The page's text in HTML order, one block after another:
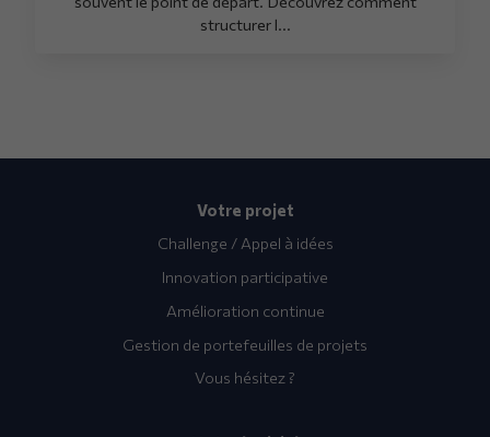
structurer l...
Votre projet
Challenge / Appel à idées
Innovation participative
Amélioration continue
Gestion de portefeuilles de projets
Vous hésitez ?